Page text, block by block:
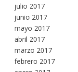
julio 2017
junio 2017
mayo 2017
abril 2017
marzo 2017
febrero 2017